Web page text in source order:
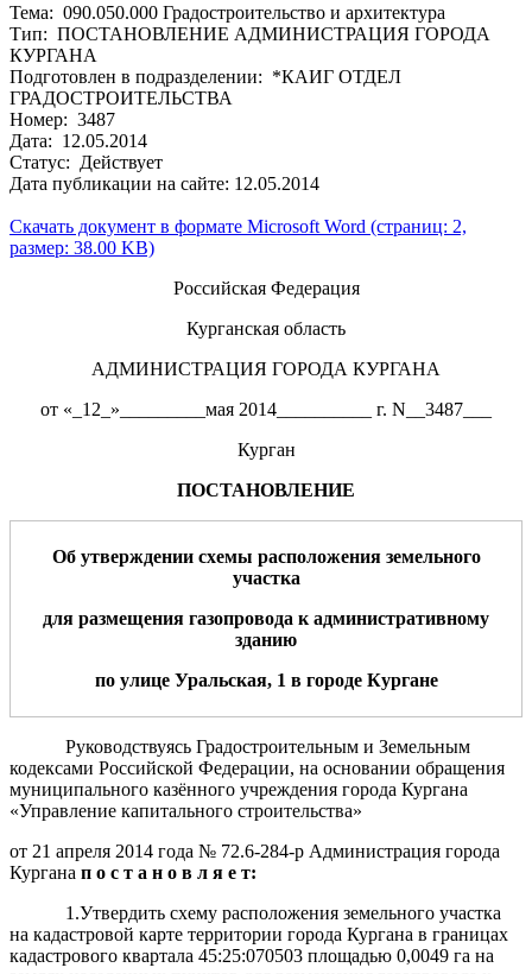
Тема: 090.050.000 Градостроительство и архитектура
Тип: ПОСТАНОВЛЕНИЕ АДМИНИСТРАЦИЯ ГОРОДА
КУРГАНА
Подготовлен в подразделении: *КАИГ ОТДЕЛ
ГРАДОСТРОИТЕЛЬСТВА
Номер: 3487
Дата: 12.05.2014
Статус: Действует
Дата публикации на сайте: 12.05.2014
Скачать документ в формате Microsoft Word (страниц: 2,
размер: 38.00 KB)
Российская Федерация
Курганская область
АДМИНИСТРАЦИЯ ГОРОДА КУРГАНА
от «_12_»_________мая 2014__________ г. N__3487___
Курган
ПОСТАНОВЛЕНИЕ
Об утверждении схемы расположения земельного
участка
для размещения газопровода к административному
зданию
по улице Уральская, 1 в городе Кургане
Руководствуясь Градостроительным и Земельным
кодексами Российской Федерации, на основании обращения
муниципального казённого учреждения города Кургана
«Управление капитального строительства»
от 21 апреля 2014 года № 72.6-284-р Администрация города
Кургана п о с т а н о в л я е т:
1.Утвердить схему расположения земельного участка
на кадастровой карте территории города Кургана в границах
кадастрового квартала 45:25:070503 площадью 0,0049 га на